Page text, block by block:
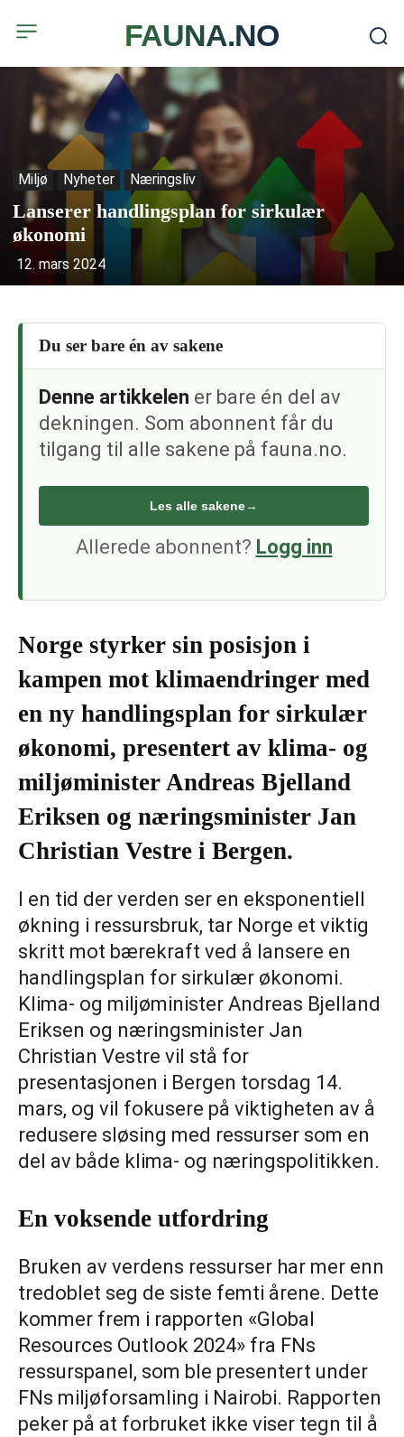
FAUNA.NO
Miljø Nyheter Næringsliv
Lanserer handlingsplan for sirkulær
økonomi
12. mars 2024
Du ser bare én av sakene
Denne artikkelen er bare én del av
dekningen. Som abonnent får du
tilgang til alle sakene på fauna.no.
Les alle sakene→
Allerede abonnent? Logg inn
Norge styrker sin posisjon i
kampen mot klimaendringer med
en ny handlingsplan for sirkulær
økonomi, presentert av klima- og
miljøminister Andreas Bjelland
Eriksen og næringsminister Jan
Christian Vestre i Bergen.
I en tid der verden ser en eksponentiell
økning i ressursbruk, tar Norge et viktig
skritt mot bærekraft ved å lansere en
handlingsplan for sirkulær økonomi.
Klima- og miljøminister Andreas Bjelland
Eriksen og næringsminister Jan
Christian Vestre vil stå for
presentasjonen i Bergen torsdag 14.
mars, og vil fokusere på viktigheten av å
redusere sløsing med ressurser som en
del av både klima- og næringspolitikken.
En voksende utfordring
Bruken av verdens ressurser har mer enn
tredoblet seg de siste femti årene. Dette
kommer frem i rapporten «Global
Resources Outlook 2024» fra FNs
ressurspanel, som ble presentert under
FNs miljøforsamling i Nairobi. Rapporten
peker på at forbruket ikke viser tegn til å